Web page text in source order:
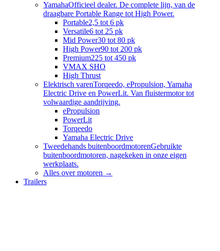
YamahaOfficieel dealer. De complete lijn, van de
draagbare Portable Range tot High Power.
Portable2,5 tot 6 pk
Versatile6 tot 25 pk
Mid Power30 tot 80 pk
High Power90 tot 200 pk
Premium225 tot 450 pk
VMAX SHO
High Thrust
Elektrisch varenTorqeedo, ePropulsion, Yamaha
Electric Drive en PowerLit. Van fluistermotor tot
volwaardige aandrijving.
ePropulsion
PowerLit
Torqeedo
Yamaha Electric Drive
Tweedehands buitenboordmotorenGebruikte
buitenboordmotoren, nagekeken in onze eigen
werkplaats.
Alles overmotoren →
Trailers